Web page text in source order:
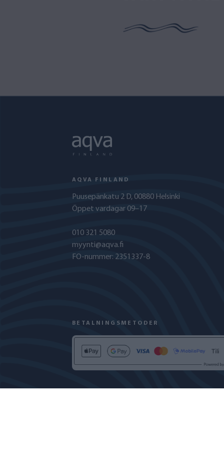
AQVA FINLAND
Puusepänkatu 2 D, 00880 Helsinki
Öppet vardagar 09–17
010 321 5080
myynti@aqva.fi
FO-nummer: 2351337-8
BETALNINGSMETODER